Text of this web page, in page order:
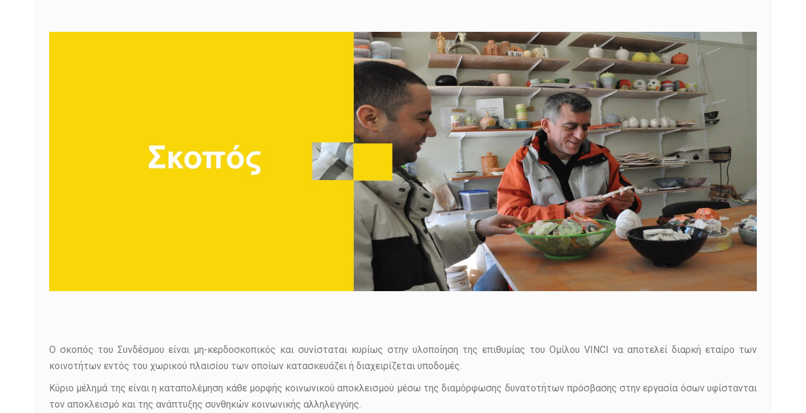
Ο σκοπός του Συνδέσμου είναι μη-κερδοσκοπικός και συνίσταται κυρίως στην υλοποίηση της επιθυμίας του Ομίλου VINCI να αποτελεί διαρκή εταίρο των
κοινοτήτων εντός του χωρικού πλαισίου των οποίων κατασκευάζει ή διαχειρίζεται υποδομές.
Κύριο μέλημά της είναι η καταπολέμηση κάθε μορφής κοινωνικού αποκλεισμού μέσω της διαμόρφωσης δυνατοτήτων πρόσβασης στην εργασία όσων υφίστανται
τον αποκλεισμό και της ανάπτυξης συνθηκών κοινωνικής αλληλεγγύης.